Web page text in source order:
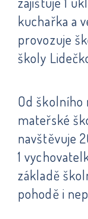
kuchařka a
provozuje
školy
Od
mateřské
navštěvuje
1
základě
pohodě i